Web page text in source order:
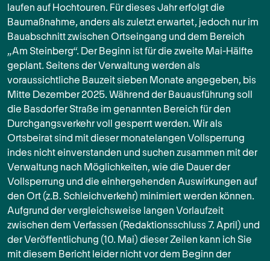
laufen auf Hochtouren. Für dieses Jahr erfolgt die
Baumaßnahme, anders als zuletzt erwartet, jedoch nur im
Bauabschnitt zwischen Ortseingang und dem Bereich
„Am Steinberg“. Der Beginn ist für die zweite Mai-Hälfte
geplant. Seitens der Verwaltung werden als
voraussichtliche Bauzeit sieben Monate angegeben, bis
Mitte Dezember 2025. Während der Bauausführung soll
die Basdorfer Straße im genannten Bereich für den
Durchgangsverkehr voll gesperrt werden. Wir als
Ortsbeirat sind mit dieser monatelangen Vollsperrung
indes nicht einverstanden und suchen zusammen mit der
Verwaltung nach Möglichkeiten, wie die Dauer der
Vollsperrung und die einhergehenden Auswirkungen auf
den Ort (z.B. Schleichverkehr) minimiert werden können.
Aufgrund der vergleichsweise langen Vorlaufzeit
zwischen dem Verfassen (Redaktionsschluss 7. April) und
der Veröffentlichung (10. Mai) dieser Zeilen kann ich Sie
mit diesem Bericht leider nicht vor dem Beginn der